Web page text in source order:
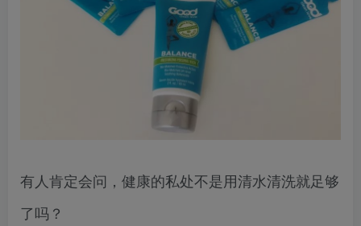
有人肯定会问，健康的私处不是用清水清洗就足够
了吗？